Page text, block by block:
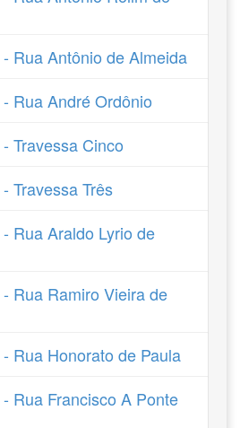
Rua Antônio de Almeida
Rua André Ordônio
Travessa Cinco
Travessa Três
Rua Araldo Lyrio de
Rua Ramiro Vieira de
Rua Honorato de Paula
Rua Francisco A Ponte